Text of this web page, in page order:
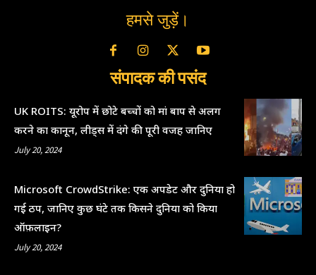
हमसे जुड़ें।
संपादक की पसंद
UK ROITS: यूरोप में छोटे बच्चों को मां बाप से अलग
करने का कानून, लीड्स में दंगे की पूरी वजह जानिए
July 20, 2024
Microsoft CrowdStrike: एक अपडेट और दुनिया हो
गई ठप, जानिए कुछ घंटे तक किसने दुनिया को किया
ऑफ़लाइन?
July 20, 2024